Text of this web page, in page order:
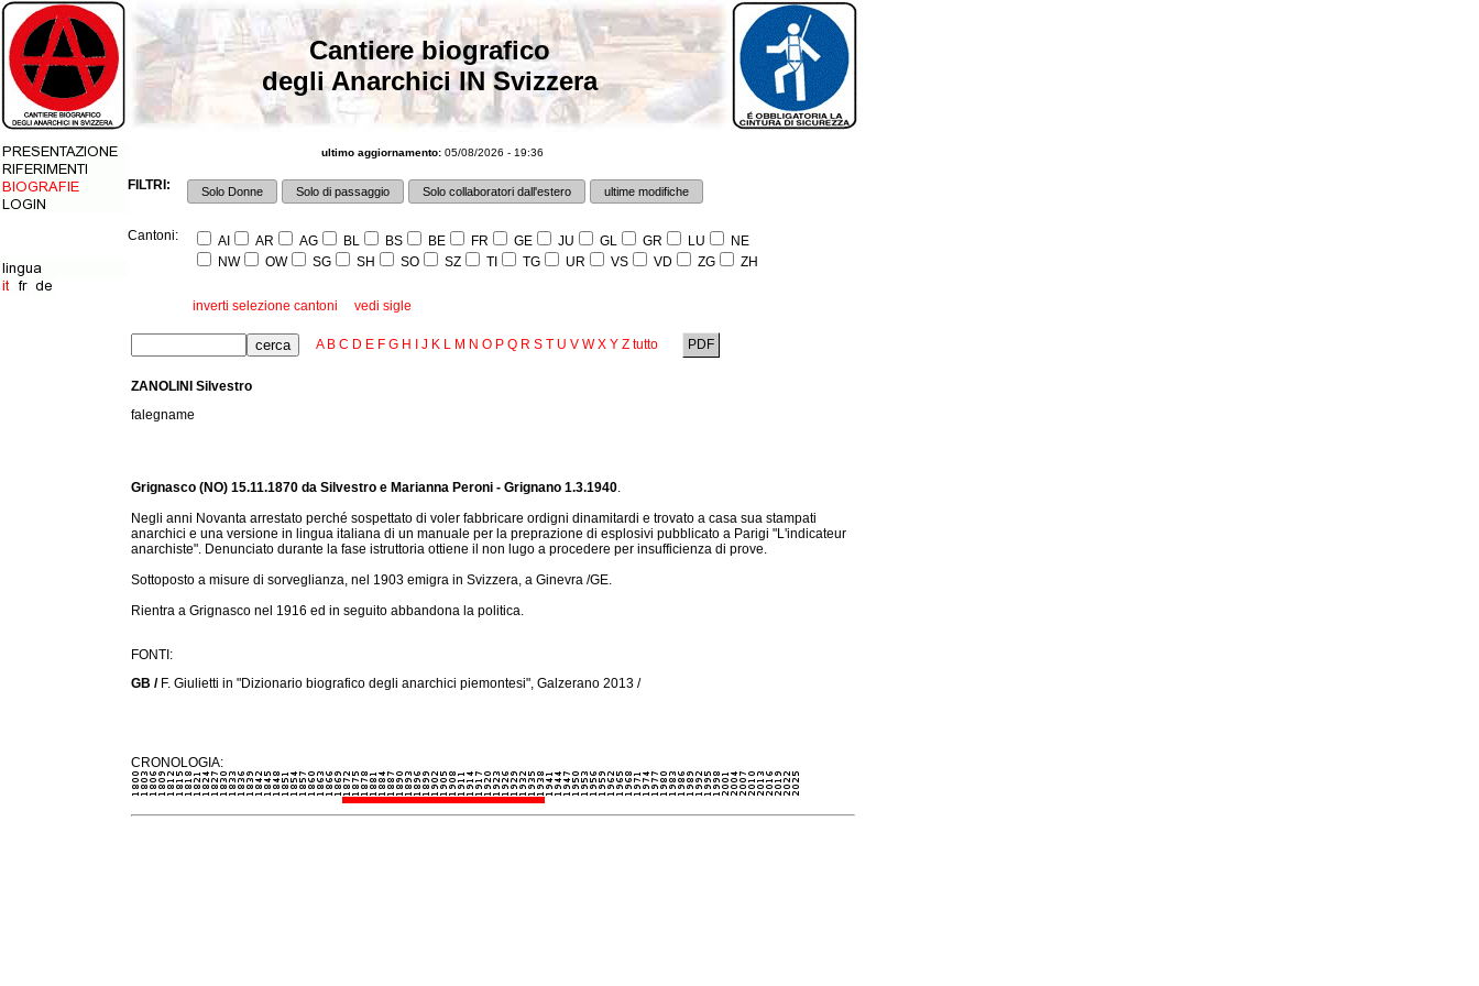
Cantiere biografico
degli Anarchici IN Svizzera
ultimo aggiornamento: 05/08/2026 - 19:36
FILTRI: Solo Donne Solo di passaggio Solo collaboratori dall'estero ultime modifiche
Cantoni: AI AR AG BL BS BE FR GE JU GL GR LU
NE
NW
OW SG SH SO SZ TI TG UR VS VD ZG ZH
inverti selezione cantoni vedi sigle
A B C D E F G H J K L M N O P Q R S T U V W X Y Z tutto PDF
ZANOLINI Silvestro
falegname
Grignasco (NO) 15.11.1870 da Silvestro e Marianna Peroni - Grignano 1.3.1940.
Negli anni Novanta arrestato perché sospettato di voler fabbricare ordigni dinamitardi e trovato a casa sua stampati
anarchici e una versione in lingua italiana di un manuale per la preprazione di esplosivi pubblicato a Parigi "L'indicateur
anarchiste". Denunciato durante la fase istruttoria ottiene il non lugo a procedere per insufficienza di prove.
Sottoposto a misure di sorveglianza, nel 1903 emigra in Svizzera, a Ginevra /GE.
Rientra a Grignasco nel 1916 ed in seguito abbandona la politica.
FONTI:
GB /F. Giulietti in "Dizionario biografico degli anarchici piemontesi", Galzerano 2013 /
CRONOLOGIA: